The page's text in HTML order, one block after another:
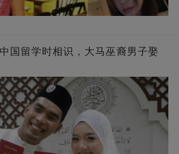
国留学时相识，大马巫裔男子娶